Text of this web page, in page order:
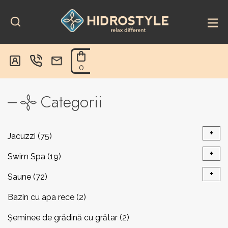
content
0
Categorii
Jacuzzi (75)
Caldera Spas® Fantasy
Sisteme Prelată(4)
+
Swim Spa (19)
Sisteme Prelată(1)
+
Saune (72) +
Bazin cu apa rece (2)
Șeminee de grădină cu grătar (2)